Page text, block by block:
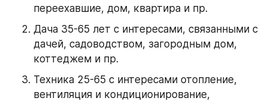
переехавшие, дом, квартира и пр.
Дача 35-65 лет с интересами, связанными с
дачей, садоводством, загородным дом,
коттеджем и пр.
Техника 25-65 с интересами отопление,
вентиляция и кондиционирование,